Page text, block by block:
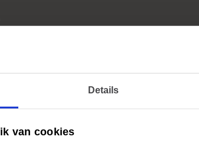
Details
van cookies
uw bericht. Zo kan de verpleegkundige